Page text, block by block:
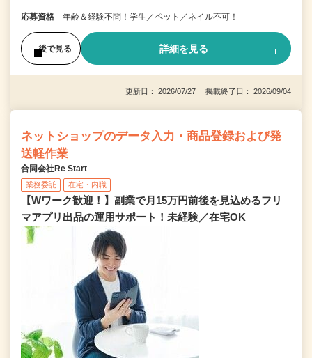
応募資格 年齢＆経験不問！学生／ペット／ネイル不可！
後で見る 詳細を見る
更新日： 2026/07/27 掲載終了日： 2026/09/04
ネットショップのデータ入力・商品登録および発
送軽作業
合同会社Re Start
業務委託 在宅・内職
【Wワーク歓迎！】副業で月15万円前後を見込めるフリ
マアプリ出品の運用サポート！未経験／在宅OK